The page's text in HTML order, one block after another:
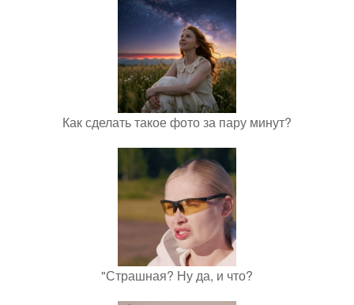
Как сделать такое фото за пару минут?
"Страшная? Ну да, и что?